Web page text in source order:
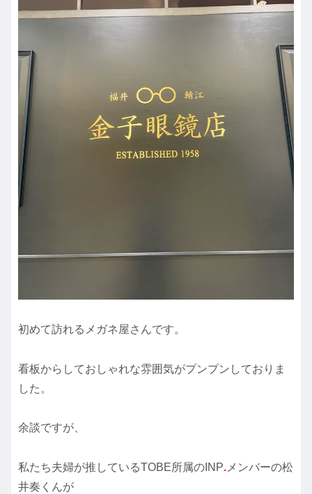
初めて訪れるメガネ屋さんです。
看板からしておしゃれな雰囲気がプンプンしておりま
した。
余談ですが、
私たち夫婦が推しているTOBE所属のINP. メンバーの松
井奏くんが